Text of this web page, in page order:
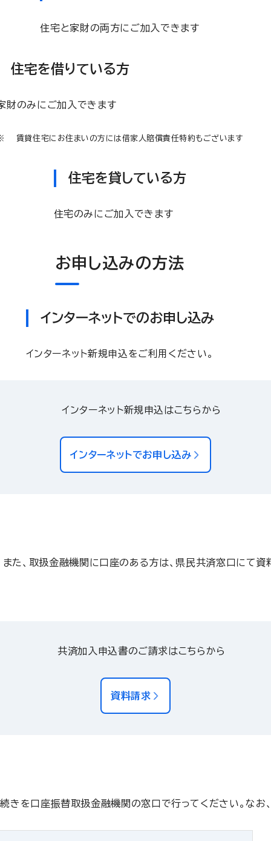
住宅と家財の両方にご加入できます
住宅を借りている方
財のみにご加入できます
賃貸住宅にお住まいの方には借家人賠償責任特約もございます
住宅を貸している方
住宅のみにご加入できます
お申し込みの方法
インターネットでのお申し込み
インターネット新規申込をご利用ください。
インターネット新規申込はこちらから
インターネットでお申し込み
た、取扱金融機関に口座のある方は、県民共済窓口にて資
共済加入申込書のご請求はこちらから
資料請求
きを口座振替取扱金融機関の窓口で行ってください。な